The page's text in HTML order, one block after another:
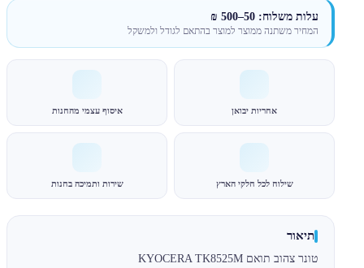
עלות משלוח: 50–500 ₪
המחיר משתנה ממוצר למוצר בהתאם לגודל ולמשקל
אחריות יבואן איסוף עצמי מהחנות
שילוח לכל חלקי הארץ שירות ותמיכה בחנות
תיאור
טונר צהוב תואם KYOCERA TK8525M